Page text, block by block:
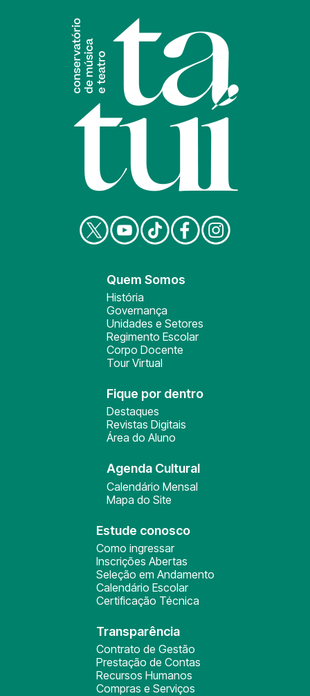
Quem Somos
História
Governança
Unidades e Setores
Regimento Escolar
Corpo Docente
Tour Virtual
Fique por dentro
Destaques
Revistas Digitais
Área do Aluno
Agenda Cultural
Calendário Mensal
Mapa do Site
Estude conosco
Como ingressar
Inscrições Abertas
Seleção em Andamento
Calendário Escolar
Certificação Técnica
Transparência
Contrato de Gestão
Prestação de Contas
Recursos Humanos
Compras e Serviços